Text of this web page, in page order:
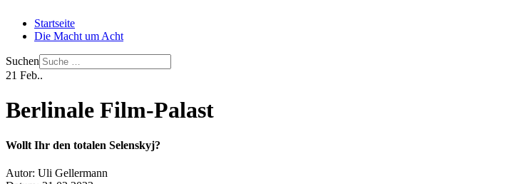
Startseite
Die Macht um Acht
Suchen
21 Feb..
Berlinale Film-Palast
Wollt Ihr den totalen Selenskyj?
Autor: Uli Gellermann